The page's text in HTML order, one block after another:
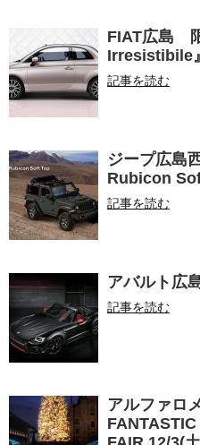
FIAT広島
Irresistibile
記事を読む
ジープ広
Rubicon
記事を読む
アバルト広
記事を読む
アルファロ